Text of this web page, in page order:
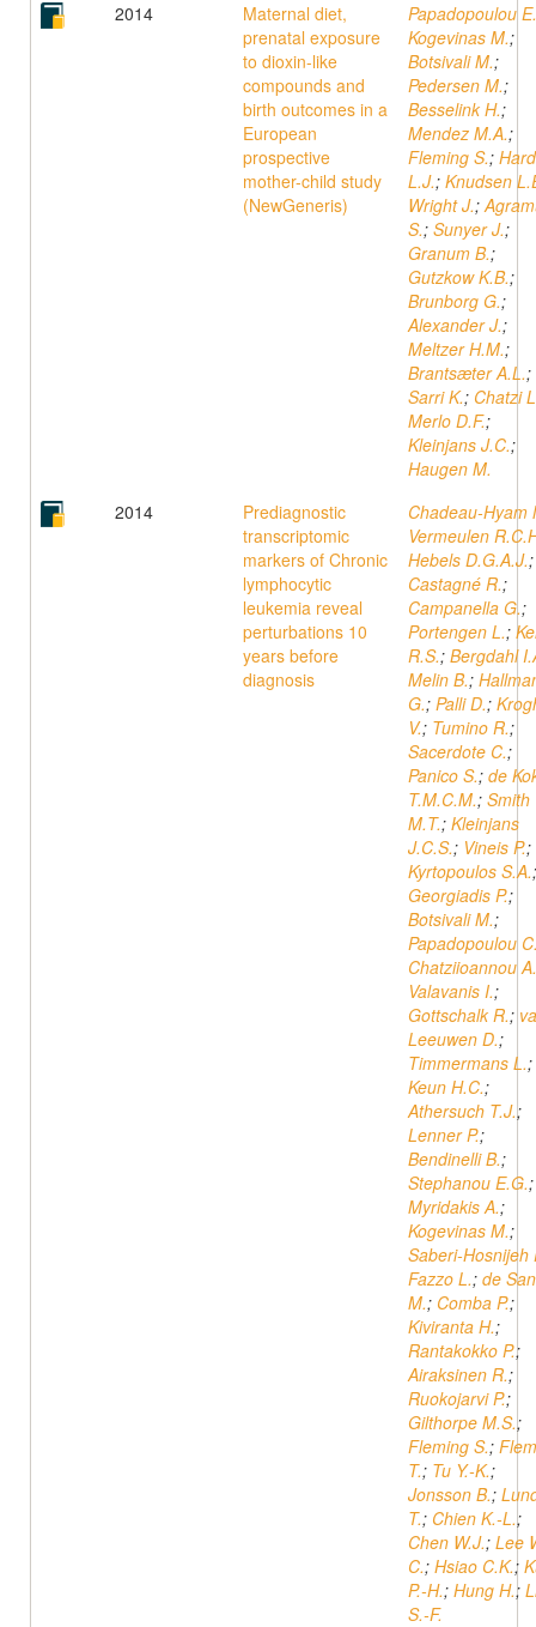
2014
Maternal diet,
prenatal exposure
to dioxin-like
compounds and
birth outcomes in a
European
prospective
mother-child study
(NewGeneris)
Papadopoulou E.
Kogevinas M.;
Botsivali M.;
Pedersen M.;
Besselink H.;
Mendez M.A.;
Fleming S.;
L.J.; Knudsen
Wright J.;
S.; Sunyer J.;
Granum B.;
Gutzkow K.B.;
Brunborg G.;
Alexander J.;
Meltzer H.M.;
Brantsæter A.L.;
Sarri K.; Chatzi
Merlo D.F.;
Kleinjans J.C.;
Haugen M.
2014
Prediagnostic
transcriptomic
markers of Chronic
lymphocytic
leukemia reveal
perturbations 10
years before
diagnosis
Chadeau-Hyam
Vermeulen
Hebels D.G.A.J.;
Castagné R.;
Campanella G.;
Portengen L.;
R.S.; Bergdahl
Melin B.;
G.; Palli D.;
V.; Tumino R.;
Sacerdote C.;
Panico S.; de
T.M.C.M.; Smith
M.T.; Kleinjans
J.C.S.; Vineis P.;
Kyrtopoulos S.A.;
Georgiadis P.;
Botsivali M.;
Papadopoulou
Chatziioannou A.
Valavanis I.;
Gottschalk R.;
Leeuwen D.;
Timmermans L.;
Keun H.C.;
Athersuch T.J.;
Lenner P.;
Bendinelli B.;
Stephanou E.G.;
Myridakis A.;
Kogevinas M.;
Saberi-Hosnijeh
Fazzo L.; de
M.; Comba P.;
Kiviranta H.;
Rantakokko P.;
Airaksinen R.;
Ruokojarvi P.;
Gilthorpe M.S.;
Fleming S.;
T.; Tu Y.-K.;
Jonsson B.;
T.; Chien K.-L.;
Chen W.J.; Lee
C.; Hsiao C.K.;
P.-H.; Hung H.;
S.-F.